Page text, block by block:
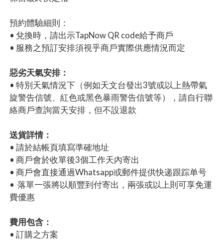
預約體驗細則：
• 兌換時，請出示TapNow QR code給予商戶
• 服務之預訂安排須視乎商戶實際供應情況而定
惡劣天氣安排：
• 特別天氣情況下（例如天文台發出3號或以上熱帶氣
旋警告信號、紅色或黑色暴雨警告信號等），請自行聯
絡商戶查詢當天安排，但不設退款
送貨詳情：
• 請於結帳頁填寫準確地址
• 商戶會於收單後3個工作天內寄出
• 商戶會直接通過Whatsapp或郵件提供快递跟踪单号
• 落單一張將以順豐到付寄出，兩張或以上則可享免運
費優惠
費用包含：
• 訂購之方案